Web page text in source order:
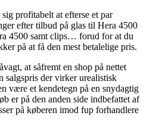
profitabelt at efterse et par
efter tilbud på glas til Hera 4500
4500 samt clips… forud for at du
på at få den mest betalelige pris.
at såfremt en shop på nettet
salgspris der virker urealistisk
være et kendetegn på en snydagtig
er på den anden side indbefattet af
på køberen imod fup forhandlere